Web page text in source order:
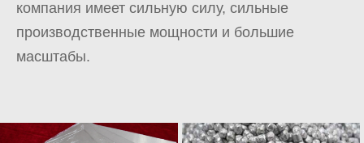
компания имеет сильную силу, сильные
производственные мощности и большие
масштабы.